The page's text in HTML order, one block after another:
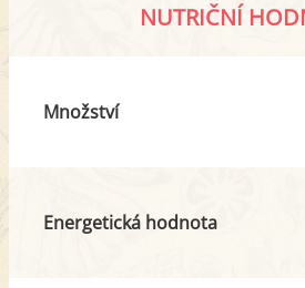
NUTRIČNÍ
Množství
Energetická hodnota